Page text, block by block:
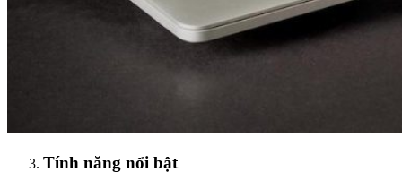
Tính năng nổi bật